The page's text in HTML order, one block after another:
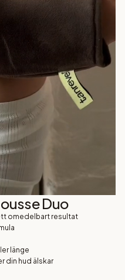
Duo
omedelbart resultat
länge
din hud älskar